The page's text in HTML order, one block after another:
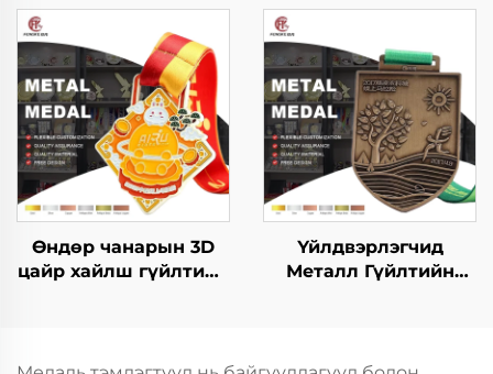
цайр хайлшнаас
хийсэн 3D металл
шагнал, марафон
гүйх спортын медаль,
лент
металл медаль, 3D
марафонд
оролцогчдын
спортын медаль
Өндөр чанарын 3D
цайр хайлш гүйлтийн
цагаан толбын лого
Үйлдвэрлэгчид
Металл Гүйлтийн
Өрсөлдөөний